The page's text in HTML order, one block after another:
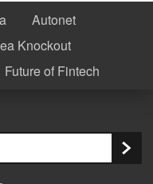
Autonet
Knockout
Future of Fintech